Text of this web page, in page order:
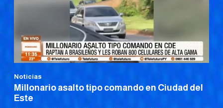
Noticias
Millonario asalto tipo comando en Ciudad del
Este